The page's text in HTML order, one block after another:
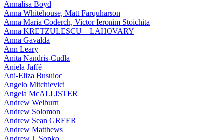
Annalisa Boyd
Anna Whitehouse, Matt Farquharson
Anna Maria Coderch, Victor Ieronim Stoichita
Anna KRETZULESCU – LAHOVARY
Anna Gavalda
Ann Leary
Anita Nandris-Cudla
Aniela Jaffé
Ani-Eliza Busuioc
Angelo Mitchievici
Angela McALLISTER
Andrew Welburn
Andrew Solomon
Andrew Sean GREER
Andrew Matthews
Andrew J. Sopko